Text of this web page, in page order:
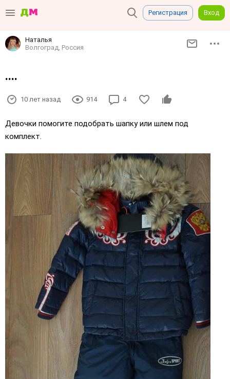
Регистрация Вход
Наталья
Волгоград, Россия
....
10 лет назад 914 4
Девочки помогите подобрать шапку или шлем под
комплект.